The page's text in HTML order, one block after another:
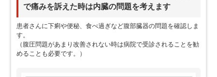
で痛みを訴えた時は内臓の問題を考えます
患者さんに下痢や便秘、食べ過ぎなど腹部臓器の問題を確認しま
す。
（腹圧問題があまり改善されない時は病院で受診されることを勧
めることも必要です。）